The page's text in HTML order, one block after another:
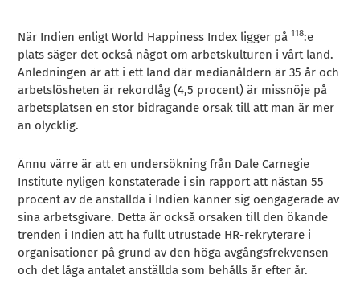
När Indien enligt World Happiness Index ligger på 118:e
plats säger det också något om arbetskulturen i vårt land.
Anledningen är att i ett land där medianåldern är 35 år och
arbetslösheten är rekordlåg (4,5 procent) är missnöje på
arbetsplatsen en stor bidragande orsak till att man är mer
än olycklig.
Ännu värre är att en undersökning från Dale Carnegie
Institute nyligen konstaterade i sin rapport att nästan 55
procent av de anställda i Indien känner sig oengagerade av
sina arbetsgivare. Detta är också orsaken till den ökande
trenden i Indien att ha fullt utrustade HR-rekryterare i
organisationer på grund av den höga avgångsfrekvensen
och det låga antalet anställda som behålls år efter år.